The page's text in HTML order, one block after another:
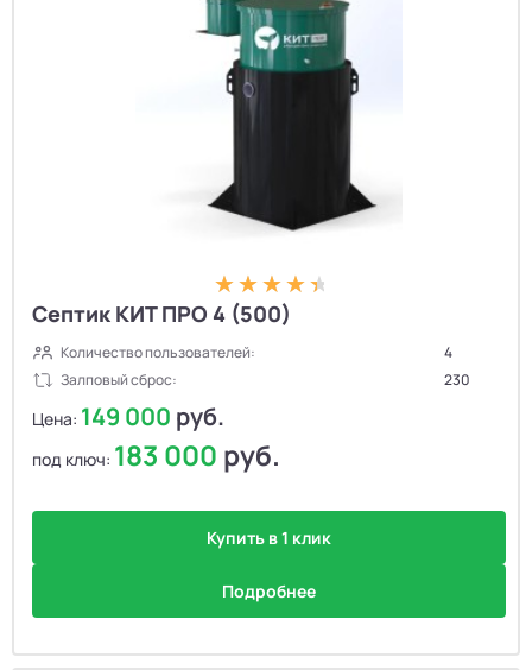
Септик КИТ ПРО 4 (500)
Количество пользователей:
4
Залповый сброс:
230
Цена: 149 000 руб.
под ключ: 183 000 руб.
Купить в 1 клик
Подробнее